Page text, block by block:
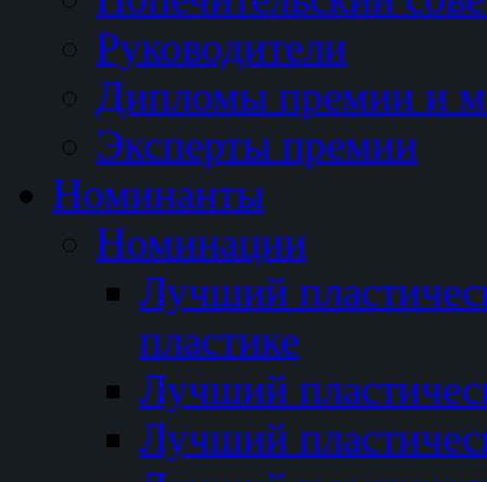
Руководители
Дипломы премии и
Эксперты премии
Номинанты
Номинации
Лучший
пластике
Лучший
Лучший